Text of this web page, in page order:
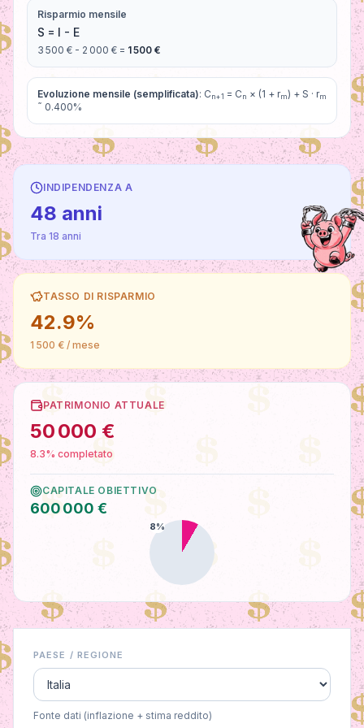
Risparmio mensile
S = I - E
3 500 € - 2 000 € = 1 500 €
Evoluzione mensile (semplificata): Cn+1 = Cn × (1 + rm) + S · rm
˜ 0.400%
INDIPENDENZA A
48 anni
Tra 18 anni
TASSO DI RISPARMIO
42.9%
1 500 € / mese
PATRIMONIO ATTUALE
50 000 €
8.3% completato
CAPITALE OBIETTIVO
600 000 €
8%
PAESE / REGIONE
Fonte dati (inflazione + stima reddito)